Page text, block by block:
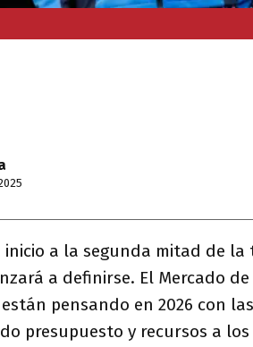
inicio a la segunda mitad de la
a definirse. El Mercado
pensando en 2026 con
presupuesto y recursos a los